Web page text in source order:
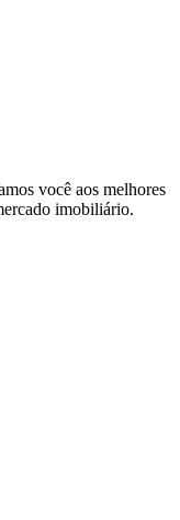
você aos melhores
imobiliário.